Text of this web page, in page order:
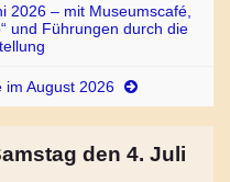
2026 – mit Museumscafé,
und Führungen durch die
im August 2026
den 4. Juli